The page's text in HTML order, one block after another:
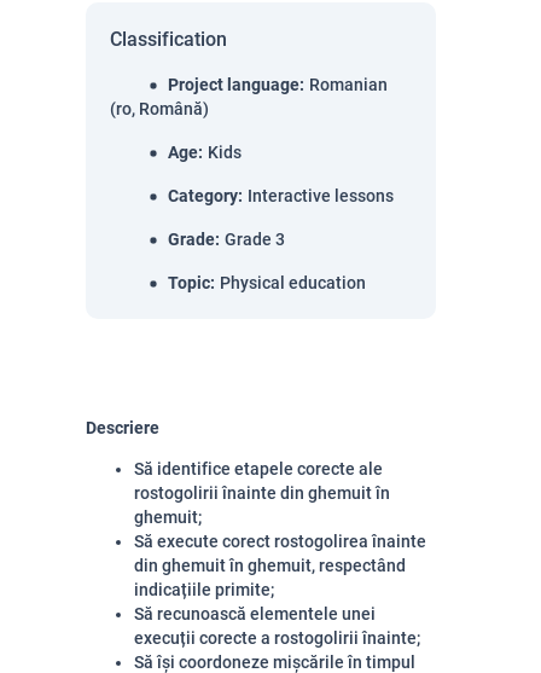
Classification
Project language: Romanian
(ro, Română)
Age: Kids
Category: Interactive lessons
Grade: Grade 3
Topic: Physical education
Descriere
Să identifice etapele corecte ale
rostogolirii înainte din ghemuit în
ghemuit;
Să execute corect rostogolirea înainte
din ghemuit în ghemuit, respectând
indicațiile primite;
Să recunoască elementele unei
execuții corecte a rostogolirii înainte;
Să își coordoneze mișcările în timpul